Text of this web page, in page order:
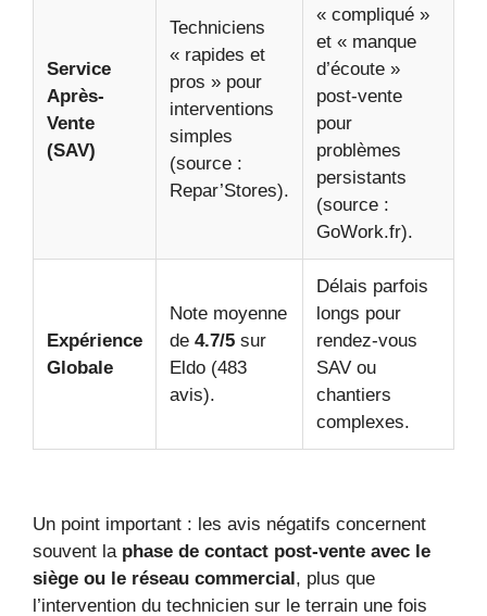
Service
Après-
Vente
(SAV)
Techniciens
« rapides et
pros » pour
interventions
simples
(source :
Repar’Stores).
« compliqué »
et « manque
d’écoute »
post-vente
pour
problèmes
persistants
(source :
GoWork.fr).
Expérience
Globale
Note moyenne
de 4.7/5 sur
Eldo (483
avis).
Délais parfois
longs pour
rendez-vous
SAV ou
chantiers
complexes.
Un point important : les avis négatifs concernent
souvent la phase de contact post-vente avec le
siège ou le réseau commercial, plus que
l’intervention du technicien sur le terrain une fois